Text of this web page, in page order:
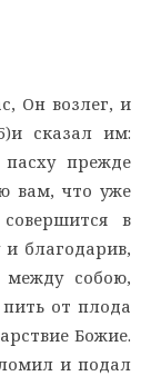
Он возлег, и
сказал им:
прежде
вам, что уже
в
благодарив,
между собою,
от плода
Божие.
и подал